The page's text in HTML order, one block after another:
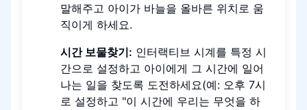
말해주고 아이가 바늘을 올바른 위치로 움
직이게 하세요.
시간 보물찾기: 인터랙티브 시계를 특정 시
간으로 설정하고 아이에게 그 시간에 일어
나는 일을 찾도록 도전하세요(예: 오후 7시
로 설정하고 "이 시간에 우리는 무엇을 하